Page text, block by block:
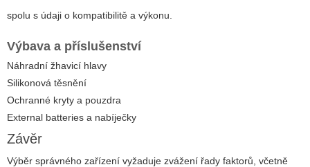
spolu s údaji o kompatibilitě a výkonu.
Výbava a příslušenství
Náhradní žhavicí hlavy
Silikonová těsnění
Ochranné kryty a pouzdra
External batteries a nabíječky
Závěr
Výběr správného zařízení vyžaduje zvážení řady faktorů, včetně